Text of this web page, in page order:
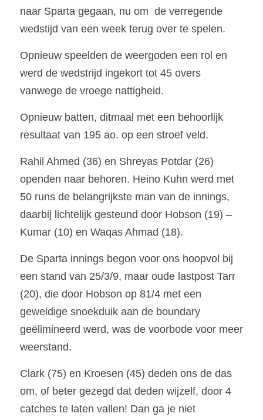
naar Sparta gegaan, nu om  de verregende
wedstijd van een week terug over te spelen.
Opnieuw speelden de weergoden een rol en
werd de wedstrijd ingekort tot 45 overs
vanwege de vroege nattigheid.
Opnieuw batten, ditmaal met een behoorlijk
resultaat van 195 ao. op een stroef veld.
Rahil Ahmed (36) en Shreyas Potdar (26)
openden naar behoren. Heino Kuhn werd met
50 runs de belangrijkste man van de innings,
daarbij lichtelijk gesteund door Hobson (19) –
Kumar (10) en Waqas Ahmad (18).
De Sparta innings begon voor ons hoopvol bij
een stand van 25/3/9, maar oude lastpost Tarr
(20), die door Hobson op 81/4 met een
geweldige snoekduik aan de boundary
geëlimineerd werd, was de voorbode voor meer
weerstand.
Clark (75) en Kroesen (45) deden ons de das
om, of beter gezegd dat deden wijzelf, door 4
catches te laten vallen! Dan ga je niet